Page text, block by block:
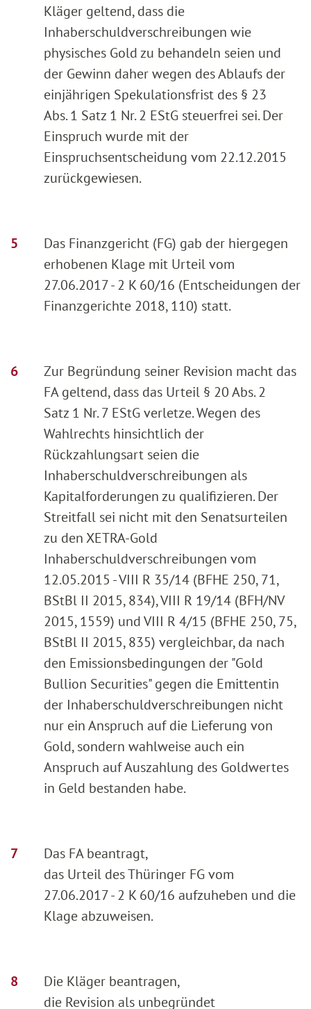
Kläger geltend, dass die
Inhaberschuldverschreibungen wie
physisches Gold zu behandeln seien und
der Gewinn daher wegen des Ablaufs der
einjährigen Spekulationsfrist des § 23
Abs. 1 Satz 1 Nr. 2 EStG steuerfrei sei. Der
Einspruch wurde mit der
Einspruchsentscheidung vom 22.12.2015
zurückgewiesen.
Das Finanzgericht (FG) gab der hiergegen
erhobenen Klage mit Urteil vom
27.06.2017 - 2 K 60/16 (Entscheidungen der
Finanzgerichte 2018, 110) statt.
Zur Begründung seiner Revision macht das
FA geltend, dass das Urteil § 20 Abs. 2
Satz 1 Nr. 7 EStG verletze. Wegen des
Wahlrechts hinsichtlich der
Rückzahlungsart seien die
Inhaberschuldverschreibungen als
Kapitalforderungen zu qualifizieren. Der
Streitfall sei nicht mit den Senatsurteilen
zu den XETRA-Gold
Inhaberschuldverschreibungen vom
12.05.2015 - VIII R 35/14 (BFHE 250, 71,
BStBl II 2015, 834), VIII R 19/14 (BFH/NV
2015, 1559) und VIII R 4/15 (BFHE 250, 75,
BStBl II 2015, 835) vergleichbar, da nach
den Emissionsbedingungen der "Gold
Bullion Securities" gegen die Emittentin
der Inhaberschuldverschreibungen nicht
nur ein Anspruch auf die Lieferung von
Gold, sondern wahlweise auch ein
Anspruch auf Auszahlung des Goldwertes
in Geld bestanden habe.
Das FA beantragt,
das Urteil des Thüringer FG vom
27.06.2017 - 2 K 60/16 aufzuheben und die
Klage abzuweisen.
Die Kläger beantragen,
die Revision als unbegründet